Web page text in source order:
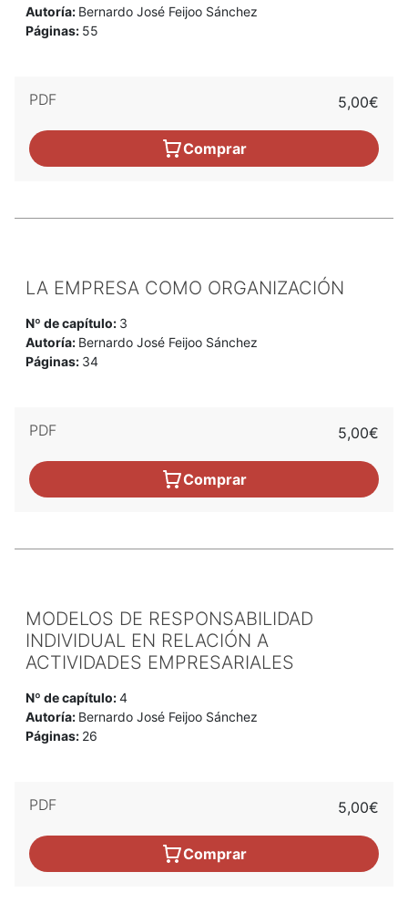
Autoría: Bernardo José Feijoo Sánchez
Páginas: 55
PDF 5,00€
Comprar
LA EMPRESA COMO ORGANIZACIÓN
Nº de capítulo: 3
Autoría: Bernardo José Feijoo Sánchez
Páginas: 34
PDF 5,00€
Comprar
MODELOS DE RESPONSABILIDAD
INDIVIDUAL EN RELACIÓN A
ACTIVIDADES EMPRESARIALES
Nº de capítulo:4
Autoría: Bernardo José Feijoo Sánchez
Páginas: 26
PDF 5,00€
Comprar